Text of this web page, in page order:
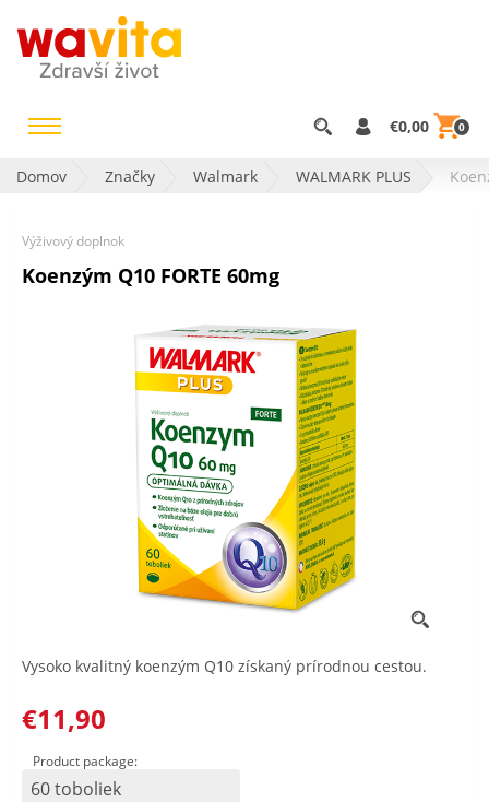
€0,00 0
Domov Značky Walmark WALMARK PLUS
Výživový doplnok
Koenzým Q10 FORTE 60mg
Vysoko kvalitný koenzým Q10 získaný prírodnou cestou.
€11,90
Product package:
60 toboliek